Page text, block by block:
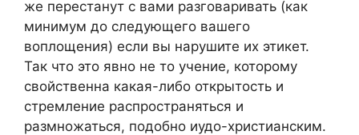
же перестанут с вами разговаривать (как
минимум до следующего вашего
воплощения) если вы нарушите их этикет.
Так что это явно не то учение, которому
свойственна какая-либо открытость и
стремление распространяться и
размножаться, подобно иудо-христианским.